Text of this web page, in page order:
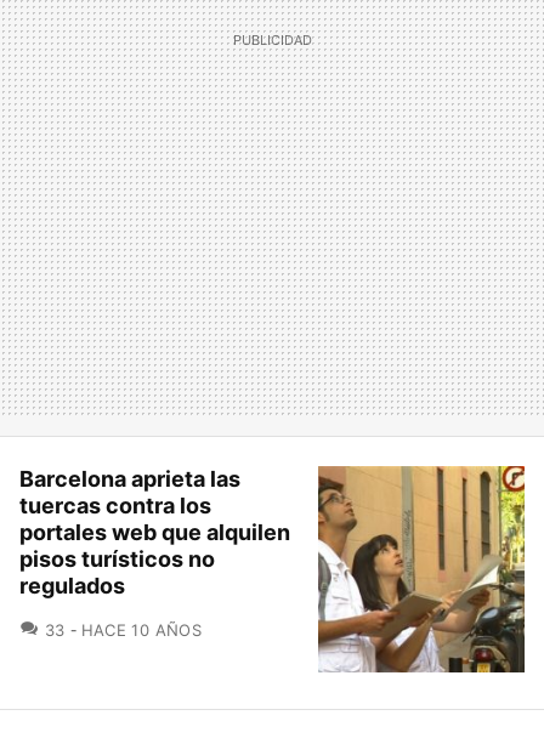
Barcelona aprieta las
tuercas contra los
portales web que alquilen
pisos turísticos no
regulados
33 COMENTARIOS
HACE 10 AÑOS